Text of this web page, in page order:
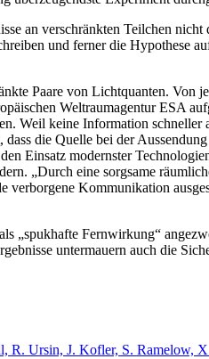
an verschränkten Teilchen
und ferner die Hypothese
Paare von Lichtquanten.
Weltraumagentur ESA
Weil keine Information
die Quelle bei der
Einsatz modernster
„Durch eine sorgsame
verborgene Kommunikation
„spukhafte Fernwirkung“
untermauern auch die
R. Ursin, J. Kofler, S.